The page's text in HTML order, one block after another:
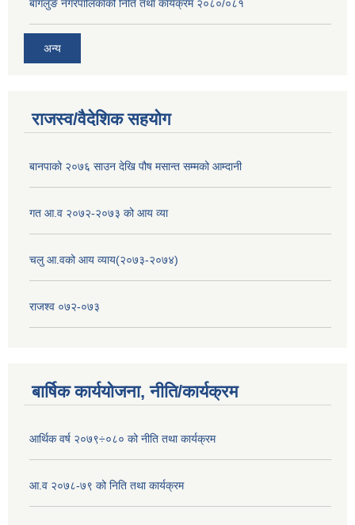
बागलुङ नगरपालिकाको निति तथा कार्यक्रम २०८०/०८१
अन्य
राजस्व/वैदेशिक सहयोग
बानपाको २०७६ साउन देखि पौष मसान्त सम्मको आम्दानी
गत आ.व २०७२-२०७३ को आय व्या
चलु आ.वको आय व्याय(२०७३-२०७४)
राजश्व ०७२-०७३
बार्षिक कार्ययोजना, नीति/कार्यक्रम
आर्थिक वर्ष २०७९÷०८० को नीति तथा कार्यक्रम
आ.व २०७८-७९ को निति तथा कार्यक्रम